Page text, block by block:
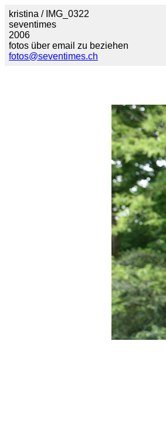
kristina / IMG_0322
seventimes
2006
fotos über email zu beziehen
fotos@seventimes.ch